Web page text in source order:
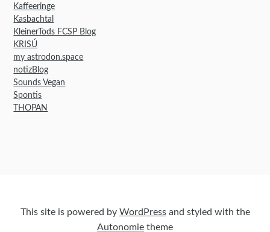
Kaffeeringe
Kasbachtal
KleinerTods FCSP Blog
KRISÚ
my astrodon.space
notizBlog
Sounds Vegan
Spontis
THOPAN
This site is powered by WordPressand styled with the
Autonomie theme